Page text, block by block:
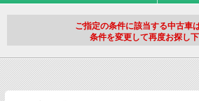
ご指定の条件に該当する中古車
条件を変更して再度お探し下